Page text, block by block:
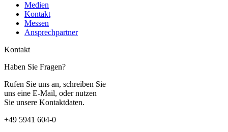
Medien
Kontakt
Messen
Ansprechpartner
Kontakt
Haben Sie Fragen?
Rufen Sie uns an, schreiben Sie
uns eine E-Mail, oder nutzen
Sie unsere Kontaktdaten.
+49 5941 604-0